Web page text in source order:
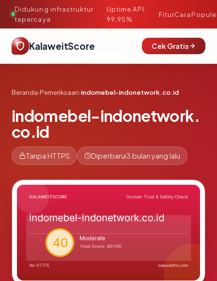
Didukung infrastruktur
tepercaya
·
Uptime API:
99.95%
FiturCara
KalaweitScore Cek Gratis
Beranda›Pemeriksaan›indomebel-indonetwork.co.id
indomebel-indonetwork.
co.id
Tanpa HTTPS Diperbarui3 bulan yang lalu